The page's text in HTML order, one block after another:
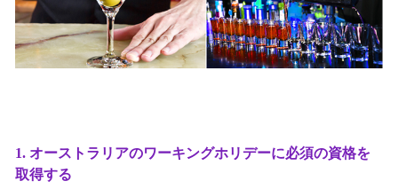
1. オーストラリアのワーキングホリデーに必須の資格を
取得する